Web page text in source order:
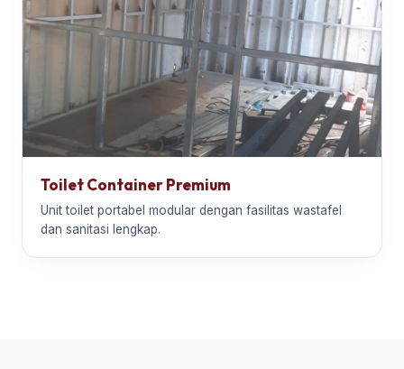
Toilet Container Premium
Unit toilet portabel modular dengan fasilitas wastafel
dan sanitasi lengkap.